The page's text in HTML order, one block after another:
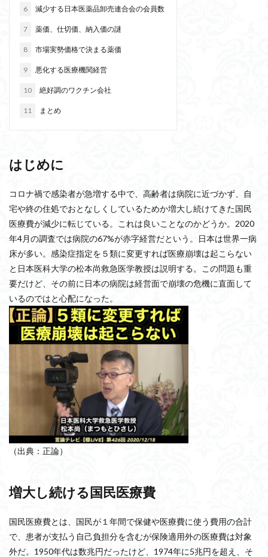
6 減少する日本医薬品卸売連合会の会員数
7 薬価、仕切価、納入価の謎
8 市場実勢価格で決まる薬価
9 悪化する医療機関経営
10 絶好調のワクチン会社
11 まとめ
はじめに
コロナ禍で感染者が急増する中で、高齢者は病院に近づかず、自
宅や終の住処でおとなしくしているためか増大し続けてきた国民
医療費が減少に転じている。これは良いことなのかどうか。2020
年4月の調査では病院の67%が赤字経営だという。日本は世界一病
床が多い。感染症指定を５類に変更すれば医療崩壊は起こらない
と日本医科大学の松本尚救急医学教授は説明する。この問題も重
要だけど、その前に日本の病院は経営面で崩壊の危機に直面して
いるのではと心配になった。
（出典：正論）
増大し続ける国民医療費
国民医療費とは、国民が１年間で保健や医療費に使う費用の合計
で、患者が支払う自己負担分を含むが保険適用外の医療費は対象
外だ。1950年代は数兆円だったけど、1974年に5兆円を超え、そ